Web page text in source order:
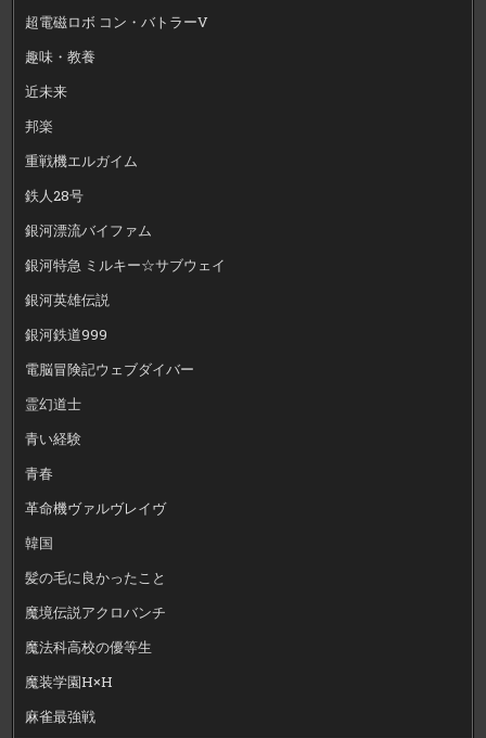
超電磁ロボ コン・バトラーV
趣味・教養
近未来
邦楽
重戦機エルガイム
鉄人28号
銀河漂流バイファム
銀河特急 ミルキー☆サブウェイ
銀河英雄伝説
銀河鉄道999
電脳冒険記ウェブダイバー
霊幻道士
青い経験
青春
革命機ヴァルヴレイヴ
韓国
髪の毛に良かったこと
魔境伝説アクロバンチ
魔法科高校の優等生
魔装学園H×H
麻雀最強戦